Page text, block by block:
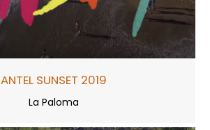
ANTEL SUNSET 2019
La Paloma